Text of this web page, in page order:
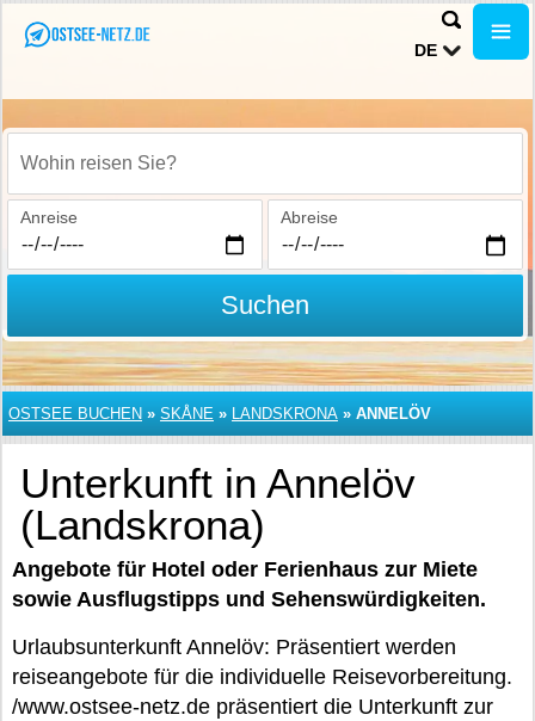
DE
Wohin reisen Sie?
Anreise Abreise
Suchen
OSTSEE BUCHEN » SKÅNE » LANDSKRONA » ANNELÖV
Unterkunft in Annelöv
(Landskrona)
Angebote für Hotel oder Ferienhaus zur Miete
sowie Ausflugstipps und Sehenswürdigkeiten.
Urlaubsunterkunft Annelöv: Präsentiert werden
reiseangebote für die individuelle Reisevorbereitung.
/www.ostsee-netz.de präsentiert die Unterkunft zur